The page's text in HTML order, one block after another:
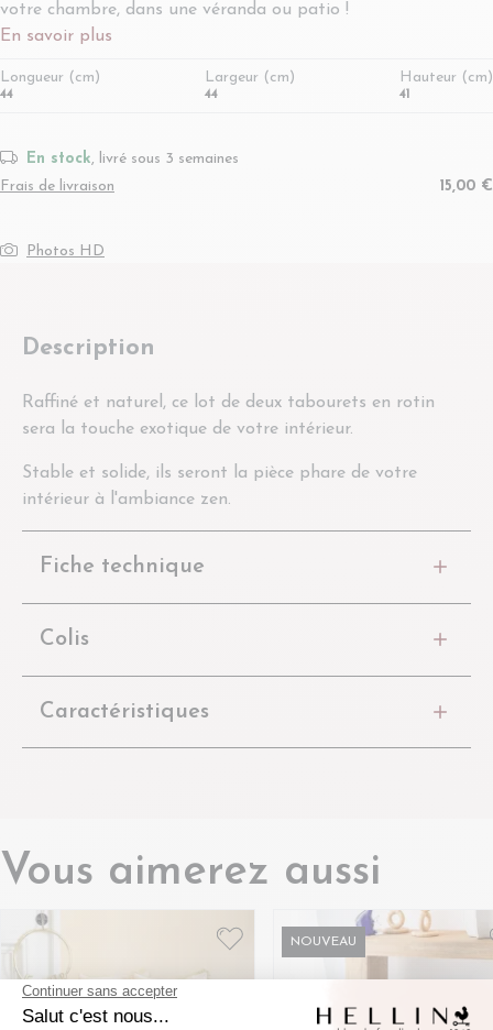
votre chambre, dans une véranda ou patio !
En savoir plus
Longueur (cm)
44
Largeur (cm)
44
Hauteur (cm)
41
En stock, livré sous 3 semaines
Frais de livraison
15,00 €
Photos HD
Description
Raffiné et naturel, ce lot de deux tabourets en rotin
sera la touche exotique de votre intérieur.
Stable et solide, ils seront la pièce phare de votre
intérieur à l'ambiance zen.
Fiche technique
Colis
Caractéristiques
Vous aimerez aussi
NOUVEAU